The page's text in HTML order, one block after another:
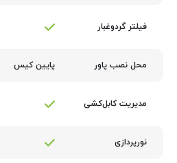
فیلتر گردوغبار
محل نصب پاور پایین کیس
مدیریت کابل‌کشی
نورپردازی